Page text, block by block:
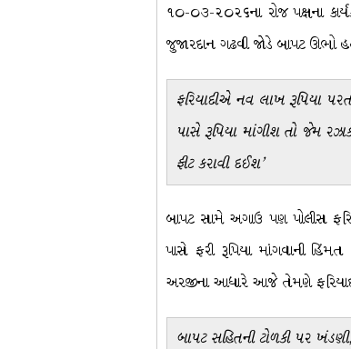
૧૦-૦૩-૨૦૨૬ના રોજ પક્ષના
જુજારદાન ગઢવી જોડે બાપટ ઊભો
ફરિયાદીએ નવ લાખ રૂપિયા
પાસે રૂપિયા માંગીશ તો જેમ
ફીટ કરાવી દઈશ’
બાપટ સામે અગાઉ પણ પોલીસ
પાસે ફરી રૂપિયા માંગવાની
અરજીના આધારે આજે તેમણે
બાપટ સહિતની ટોળકી પર